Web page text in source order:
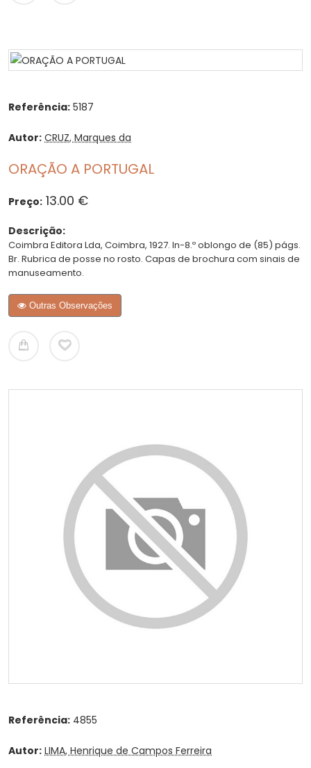
Referência: 5187
Autor: CRUZ, Marques da
ORAÇÃO A PORTUGAL
Preço: 13.00 €
Descrição:
Coimbra Editora Lda, Coimbra, 1927. In-8.º oblongo de (85) págs.
Br. Rubrica de posse no rosto. Capas de brochura com sinais de
manuseamento.
Outras Observações
Referência: 4855
Autor: LIMA, Henrique de Campos Ferreira